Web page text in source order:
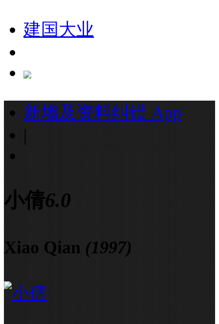
建国大业
新增及资料纠错 App
|
小倩6.0
Xiao Qian (1997)